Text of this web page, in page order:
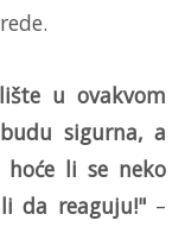
u ovakvom
sigurna, a
li se neko
da reaguju!"–